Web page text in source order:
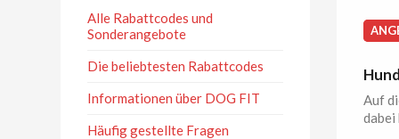
Alle Rabattcodes und
Sonderangebote
Die beliebtesten Rabattcodes
Informationen über DOG FIT
Häufig gestellte Fragen
Auf
dabei